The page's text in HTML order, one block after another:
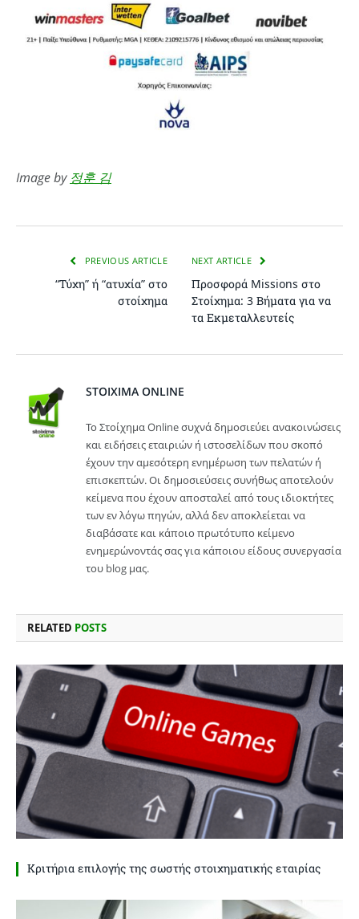
Image by 정훈 김
PREVIOUS ARTICLE
“Τύχη” ή “ατυχία” στο
στοίχημα
NEXT ARTICLE
Προσφορά Missions στο
Στοίχημα: 3 Βήματα για να
τα Εκμεταλλευτείς
STOIXIMA ONLINE
Το Στοίχημα Online συχνά δημοσιεύει ανακοινώσεις
και ειδήσεις εταιριών ή ιστοσελίδων που σκοπό
έχουν την αμεσότερη ενημέρωση των πελατών ή
επισκεπτών. Οι δημοσιεύσεις συνήθως αποτελούν
κείμενα που έχουν αποσταλεί από τους ιδιοκτήτες
των εν λόγω πηγών, αλλά δεν αποκλείεται να
διαβάσατε και κάποιο πρωτότυπο κείμενο
ενημερώνοντάς σας για κάποιου είδους συνεργασία
του blog μας.
RELATED POSTS
Κριτήρια επιλογής της σωστής στοιχηματικής εταιρίας